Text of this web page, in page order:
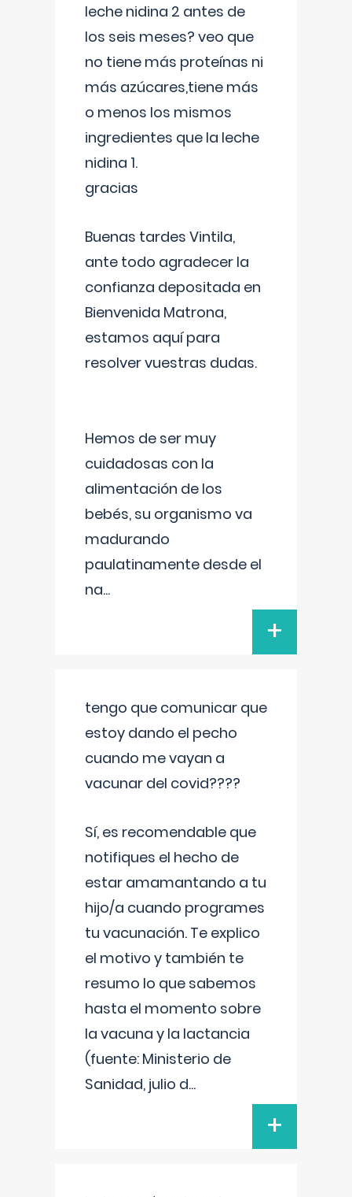
leche nidina 2 antes de
los seis meses? veo que
no tiene más proteínas ni
más azúcares,tiene más
o menos los mismos
ingredientes que la leche
nidina 1.
gracias
Buenas tardes Vintila,
ante todo agradecer la
confianza depositada en
Bienvenida Matrona,
estamos aquí para
resolver vuestras dudas.
Hemos de ser muy
cuidadosas con la
alimentación de los
bebés, su organismo va
madurando
paulatinamente desde el
na...
+
tengo que comunicar que
estoy dando el pecho
cuando me vayan a
vacunar del covid????
Sí, es recomendable que
notifiques el hecho de
estar amamantando a tu
hijo/a cuando programes
tu vacunación. Te explico
el motivo y también te
resumo lo que sabemos
hasta el momento sobre
la vacuna y la lactancia
(fuente: Ministerio de
Sanidad, julio d...
+